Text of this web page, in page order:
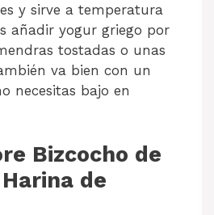
y sirve a temperatura
añadir yogur griego por
tostadas o unas
va bien con un
necesitas bajo en
Bizcocho de
de